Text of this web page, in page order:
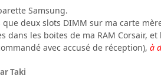
Samsung.
que deux slots DIMM sur ma carte
dans les boites de ma RAM Corsair,
avec accusé de réception), à
Taki